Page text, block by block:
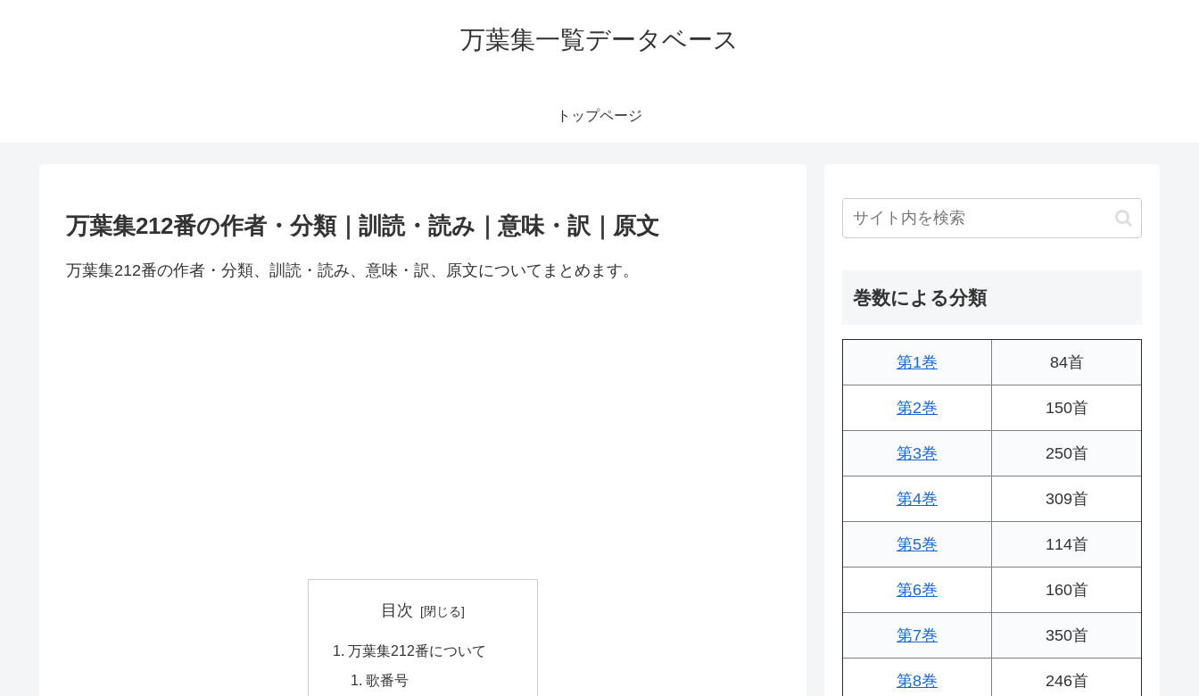
万葉集一覧データベース
トップページ
万葉集212番の作者・分類｜訓読・読み｜意味・訳｜原文
万葉集212番の作者・分類、訓読・読み、意味・訳、原文についてまとめます。
目次
万葉集212番について
歌番号
巻数による分類
第1巻 84首
第2巻 150首
第3巻 250首
第4巻 309首
第5巻 114首
第6巻 160首
第7巻 350首
第8巻 246首